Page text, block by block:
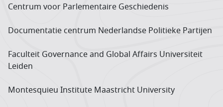
Centrum voor Parlementaire Geschiedenis
Documentatie centrum Neder­landse Politieke Partijen
Faculteit Governance and Global Affairs Universiteit
Leiden
Montesquieu Institute Maastricht University